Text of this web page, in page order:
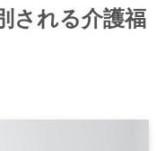
される介護福